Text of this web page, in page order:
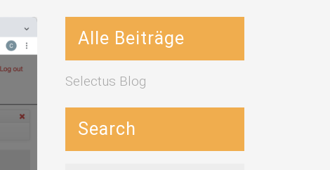
Alle Beiträge
Selectus Blog
Search